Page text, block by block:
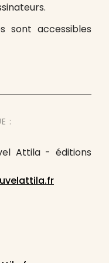
sont accessibles
:
Attila - éditions